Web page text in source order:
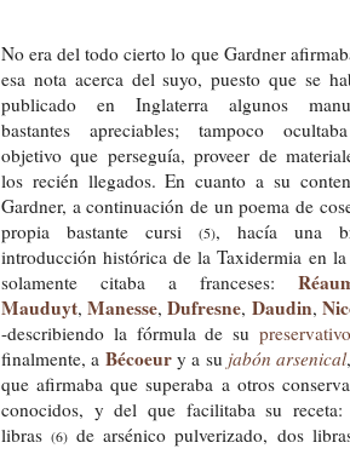
No era del todo cierto lo que Gardner
esa nota acerca del suyo, puesto que se
publicado en Inglaterra algunos
bastantes apreciables; tampoco
objetivo que perseguía, proveer de
los recién llegados. En cuanto a su
Gardner, a continuación de un poema de
propia bastante cursi
(5), hacía una
introducción histórica de la Taxidermia en
solamente citaba a franceses:
Mauduyt,Manesse,Dufresne, Daudin,
-describiendo la fórmula de su
finalmente, a Bécoeury a su jabón arsenical
que afirmaba que superaba a otros
conocidos, y del que facilitaba su
libras(6) de arsénico pulverizado, dos